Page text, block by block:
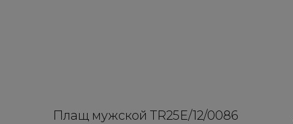
Плащ мужской TR25E/12/0086